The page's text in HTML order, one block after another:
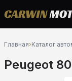
Главная›Каталог
Peugeot